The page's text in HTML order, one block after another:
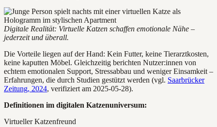
Digitale Realität: Virtuelle Katzen schaffen emotionale Nähe –
jederzeit und überall.
Die Vorteile liegen auf der Hand: Kein Futter, keine Tierarztkosten,
keine kaputten Möbel. Gleichzeitig berichten Nutzer:innen von
echtem emotionalen Support, Stressabbau und weniger Einsamkeit –
Erfahrungen, die durch Studien gestützt werden (vgl. Saarbrücker
Zeitung, 2024, verifiziert am 2025-05-28).
Definitionen im digitalen Katzenuniversum:
Virtueller Katzenfreund